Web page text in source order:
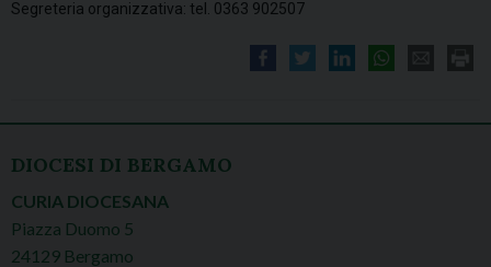
Segreteria organizzativa: tel. 0363 902507
DIOCESI DI BERGAMO
CURIA DIOCESANA
Piazza Duomo 5
24129 Bergamo